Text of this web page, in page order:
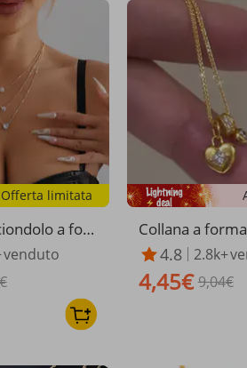
Offerta limitata
a for
stella a cin
e zi
venduto
Collana a
oro, lusso
design di alto
nalità, accessori
4.8 2.8k+
4,45€ 9,04€